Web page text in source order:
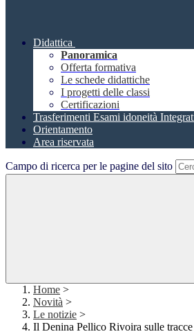
Didattica
Panoramica
Offerta formativa
Le schede didattiche
I progetti delle classi
Certificazioni
Trasferimenti Esami idoneità
Orientamento
Area riservata
Campo di ricerca per le pagine del sito
Home >
Novità >
Le notizie >
Il Denina Pellico Rivoira sulle